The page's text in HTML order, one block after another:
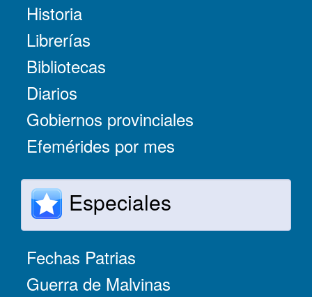
Historia
Librerías
Bibliotecas
Diarios
Gobiernos provinciales
Efemérides por mes
Especiales
Fechas Patrias
Guerra de Malvinas